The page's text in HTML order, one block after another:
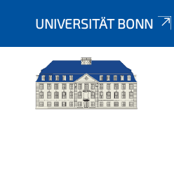
UNIVERSITÄT BONN